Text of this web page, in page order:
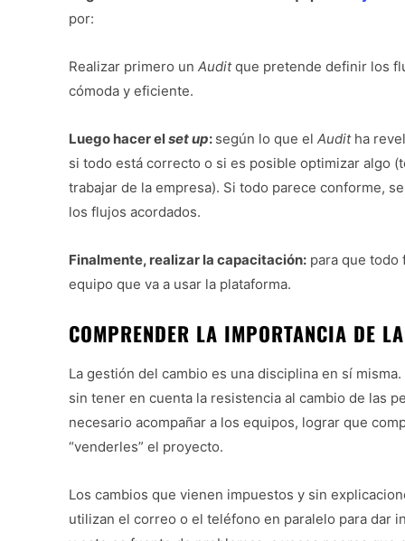
por:
Realizar primero un Auditque pretende definir los
cómoda y eficiente.
Luego hacer elset up: según lo que el Auditha
si todo está correcto o si es posible optimizar algo
trabajar de la empresa). Si todo parece conforme,
los flujos acordados.
Finalmente, realizar la capacitación: para que
equipo que va a usar la plataforma.
COMPRENDER LA IMPORTANCIA DE
La gestión del cambio es una disciplina en sí
sin tener en cuenta la resistencia al cambio de las
necesario acompañar a los equipos, lograr que
“venderles” el proyecto.
Los cambios que vienen impuestos y sin
utilizan el correo o el teléfono en paralelo para dar